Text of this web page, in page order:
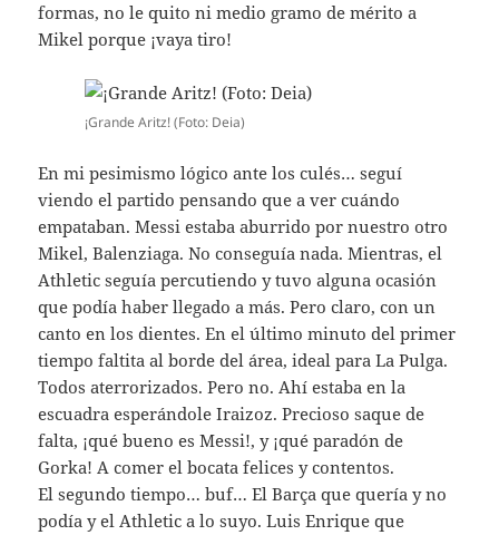
formas, no le quito ni medio gramo de mérito a
Mikel porque ¡vaya tiro!
¡Grande Aritz! (Foto: Deia)
En mi pesimismo lógico ante los culés… seguí
viendo el partido pensando que a ver cuándo
empataban. Messi estaba aburrido por nuestro otro
Mikel, Balenziaga. No conseguía nada. Mientras, el
Athletic seguía percutiendo y tuvo alguna ocasión
que podía haber llegado a más. Pero claro, con un
canto en los dientes. En el último minuto del primer
tiempo faltita al borde del área, ideal para La Pulga.
Todos aterrorizados. Pero no. Ahí estaba en la
escuadra esperándole Iraizoz. Precioso saque de
falta, ¡qué bueno es Messi!, y ¡qué paradón de
Gorka! A comer el bocata felices y contentos.
El segundo tiempo… buf… El Barça que quería y no
podía y el Athletic a lo suyo. Luis Enrique que